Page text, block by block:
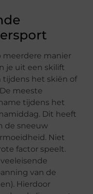
manier
je uit een skilift
tijdens het skiën of
meeste
tijdens het
Dit heeft
de sneeuw
Niet
factor speelt.
van de
Hierdoor